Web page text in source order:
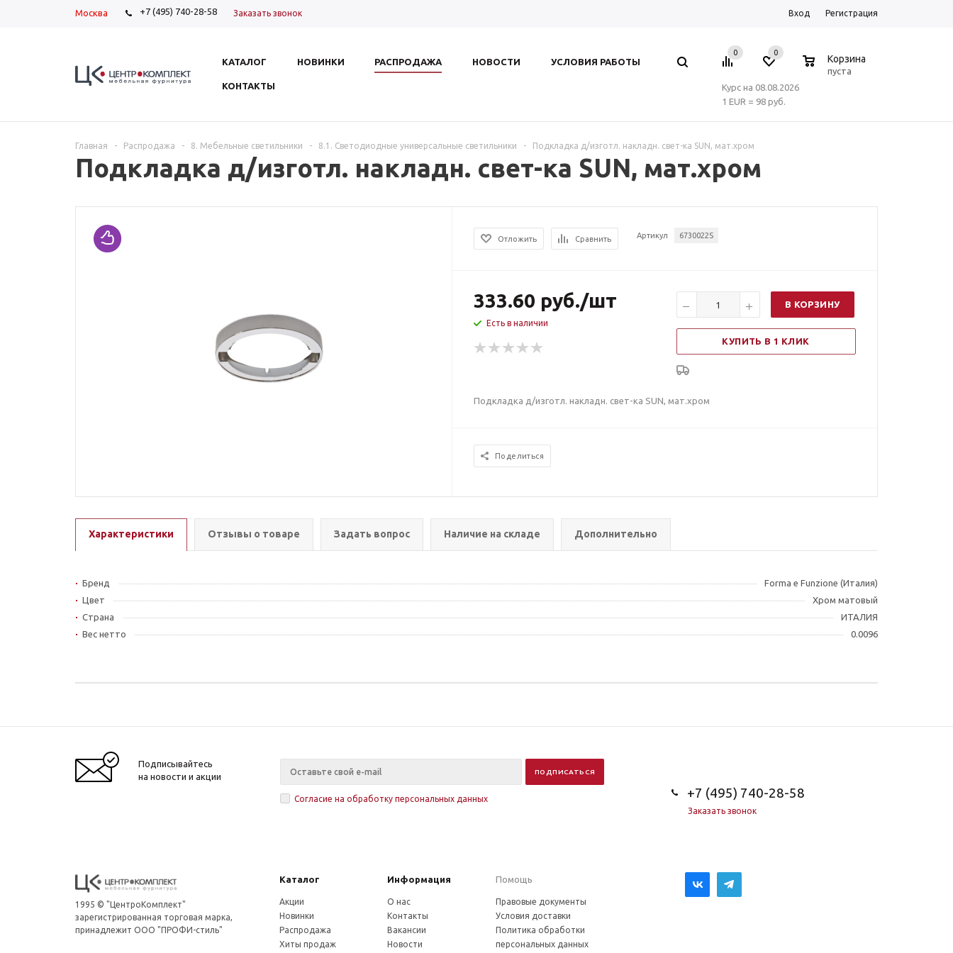
Москва +7 (495) 740-28-58 Заказать звонок Вход Регистрация
КАТАЛОГ НОВИНКИ РАСПРОДАЖА НОВОСТИ УСЛОВИЯ РАБОТЫ
КОНТАКТЫ
0 0
Корзина
пуста
Курс на 08.08.2026
1 EUR = 98 руб.
Главная - Распродажа - 8. Мебельные светильники - 8.1. Светодиодные универсальные светильники - Подкладка д/изготл. накладн. свет-ка SUN, мат.хром
Подкладка д/изготл. накладн. свет-ка SUN, мат.хром
Отложить Сравнить Артикул 6730022S
333.60 руб./шт
Есть в наличии
В КОРЗИНУ
КУПИТЬ В 1 КЛИК
Подкладка д/изготл. накладн. свет-ка SUN, мат.хром
Поделиться
Характеристики Отзывы о товаре Задать вопрос Наличие на складе Дополнительно
Бренд
Forma e Funzione (Италия)
Цвет
Хром матовый
Страна
ИТАЛИЯ
Вес нетто
0.0096
Подписывайтесь
на новости и акции
Согласие на обработку персональных данных +7 (495) 740-28-58
Заказать звонок
1995 © "ЦентроКомплект"
зарегистрированная торговая марка,
принадлежит ООО "ПРОФИ-стиль"
Каталог Информация Помощь
Акции
Новинки
Распродажа
Хиты продаж
О нас
Контакты
Вакансии
Новости
Правовые документы
Условия доставки
Политика обработки
персональных данных